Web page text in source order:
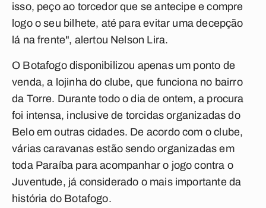
isso, peço ao torcedor que se antecipe e compre
logo o seu bilhete, até para evitar uma decepção
lá na frente", alertou Nelson Lira.
O Botafogo disponibilizou apenas um ponto de
venda, a lojinha do clube, que funciona no bairro
da Torre. Durante todo o dia de ontem, a procura
foi intensa, inclusive de torcidas organizadas do
Belo em outras cidades. De acordo com o clube,
várias caravanas estão sendo organizadas em
toda Paraíba para acompanhar o jogo contra o
Juventude, já considerado o mais importante da
história do Botafogo.